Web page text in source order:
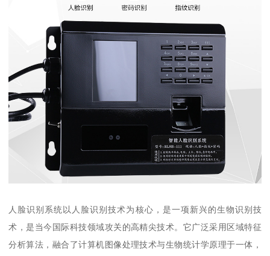
人脸识别系统以人脸识别技术为核心，是一项新兴的生物识别技
术，是当今国际科技领域攻关的高精尖技术。它广泛采用区域特征
分析算法，融合了计算机图像处理技术与生物统计学原理于一体，